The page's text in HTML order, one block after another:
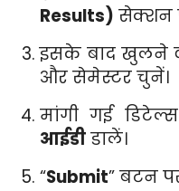
Results) सेक्शन
इसके बाद खुलने
और सेमेस्टर चुनें।
मांगी गई
आईडीडालें।
“Submit” बटन